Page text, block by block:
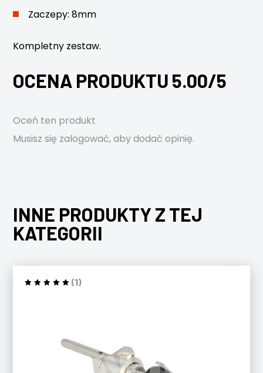
Zaczepy: 8mm
Kompletny zestaw.
OCENA PRODUKTU 5.00/5
Oceń ten produkt
Musisz się zalogować, aby dodać opinię.
INNE PRODUKTY Z TEJ
KATEGORII
(1)